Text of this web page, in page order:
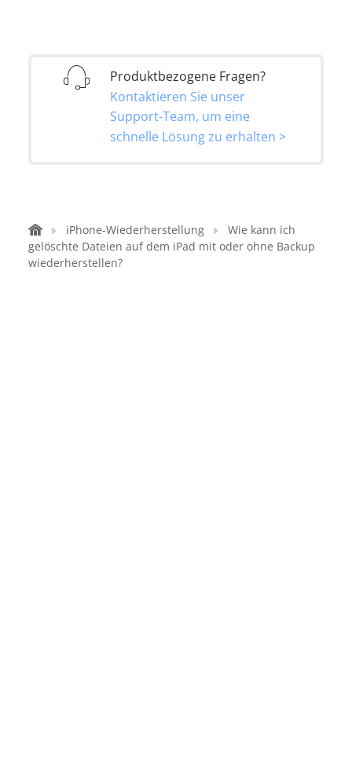
Produktbezogene Fragen?
Kontaktieren Sie unser
Support-Team, um eine
schnelle Lösung zu erhalten >
iPhone-Wiederherstellung
Wie kann ich
gelöschte Dateien auf dem iPad mit oder ohne Backup
wiederherstellen?